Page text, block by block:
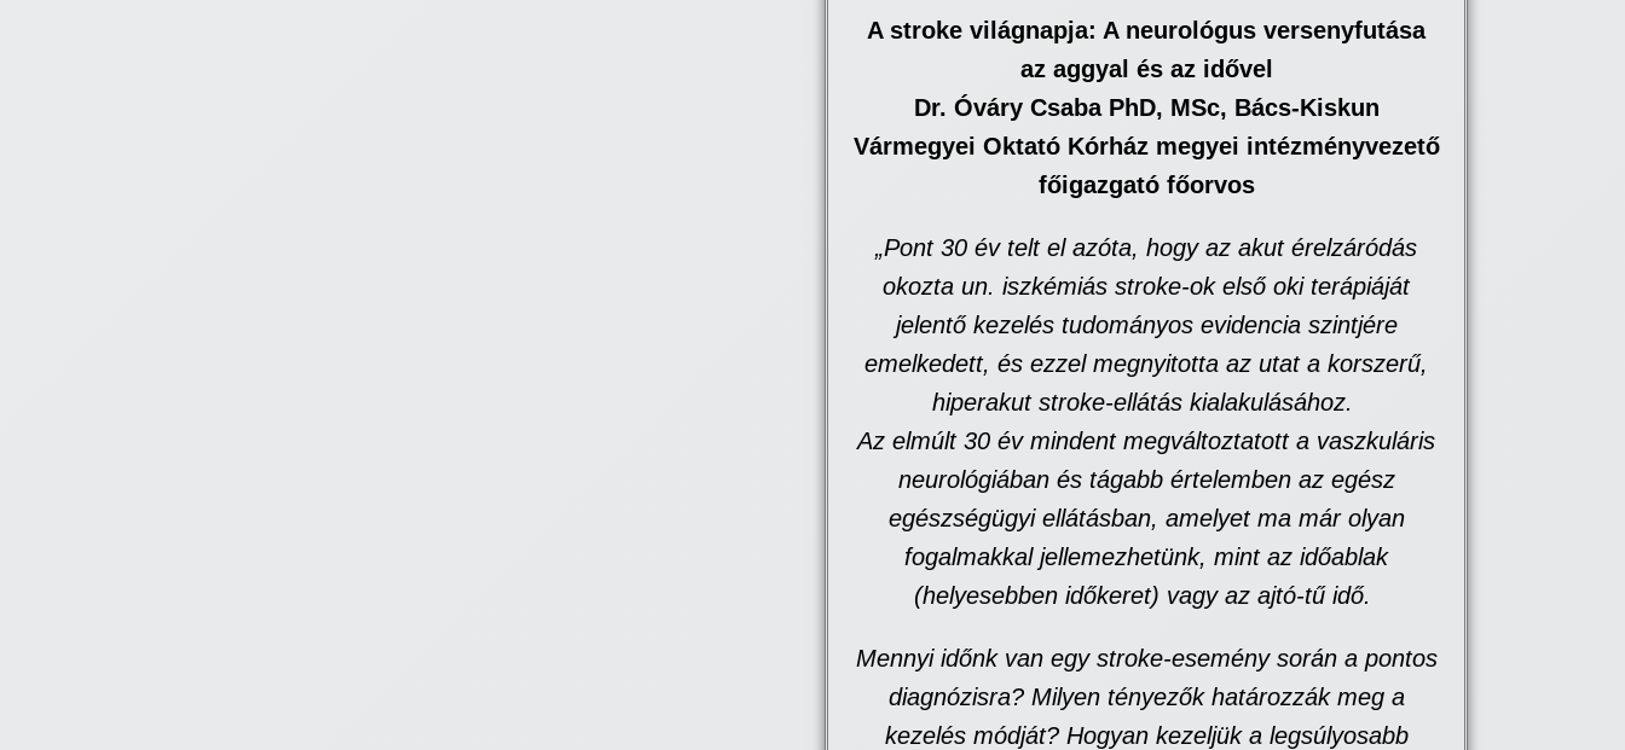
A stroke világnapja: A neurológus versenyfutása
az aggyal és az idővel
Dr. Óváry Csaba PhD, MSc, Bács-Kiskun
Vármegyei Oktató Kórház megyei intézményvezető
főigazgató főorvos
„Pont 30 év telt el azóta, hogy az akut érelzáródás
okozta un. iszkémiás stroke-ok első oki terápiáját
jelentő kezelés tudományos evidencia szintjére
emelkedett, és ezzel megnyitotta az utat a korszerű,
hiperakut stroke-ellátás kialakulásához.
Az elmúlt 30 év mindent megváltoztatott a vaszkuláris
neurológiában és tágabb értelemben az egész
egészségügyi ellátásban, amelyet ma már olyan
fogalmakkal jellemezhetünk, mint az időablak
(helyesebben időkeret) vagy az ajtó-tű idő.
Mennyi időnk van egy stroke-esemény során a pontos
diagnózisra? Milyen tényezők határozzák meg a
kezelés módját? Hogyan kezeljük a legsúlyosabb